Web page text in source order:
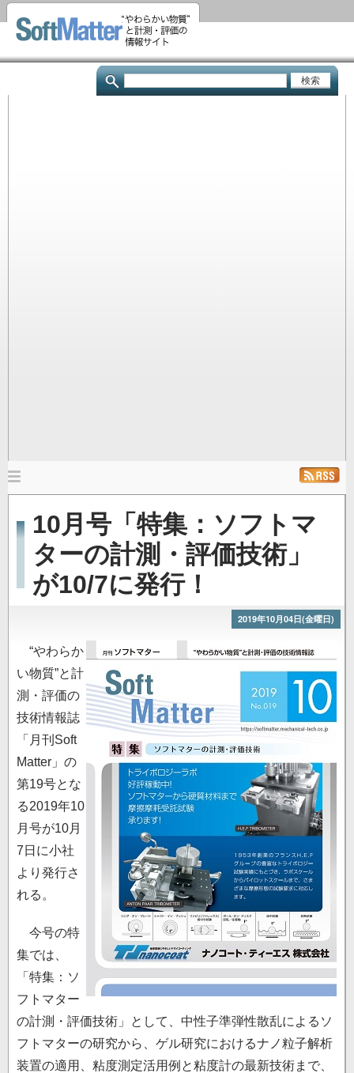
イ
コ
ン
テ
メ
ン
ナ
10月号「特集：ソフトマ
ターの計測・評価技術」
が10/7に発行！
2019年10月04日(金曜日)
“やわらか
い物質”と計
測・評価の
技術情報誌
「月刊Soft
Matter」の
第19号とな
る2019年10
月号が10月
7日に小社
より発行さ
れる。
今号の特
集では、
「特集：ソ
フトマター
の計測・評価技術」として、中性子準弾性散乱によるソ
フトマターの研究から、ゲル研究におけるナノ粒子解析
装置の適用、粘度測定活用例と粘度計の最新技術まで、